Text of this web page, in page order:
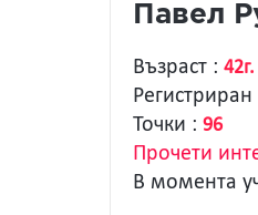
Павел
Възраст : 42г.
Регистриран
Точки : 96
Прочети
В момента